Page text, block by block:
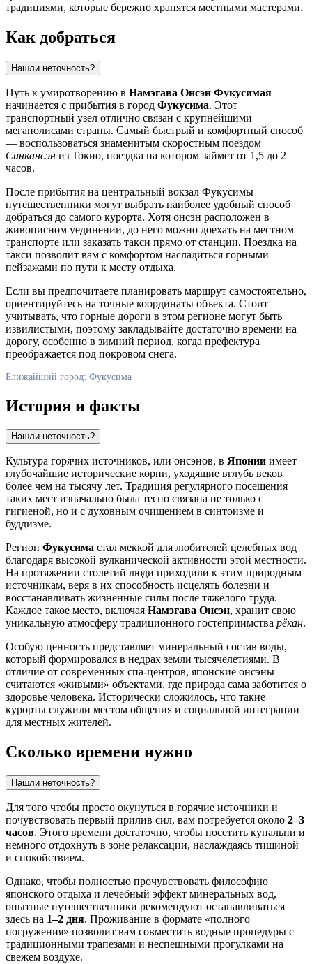
традициями, которые бережно хранятся местными мастерами.
Как добраться
Нашли неточность?
Путь к умиротворению в Намэгава Онсэн Фукусимая
начинается с прибытия в город Фукусима. Этот
транспортный узел отлично связан с крупнейшими
мегаполисами страны. Самый быстрый и комфортный способ
— воспользоваться знаменитым скоростным поездом
Синкансэн из Токио, поездка на котором займет от 1,5 до 2
часов.
После прибытия на центральный вокзал Фукусимы
путешественники могут выбрать наиболее удобный способ
добраться до самого курорта. Хотя онсэн расположен в
живописном уединении, до него можно доехать на местном
транспорте или заказать такси прямо от станции. Поездка на
такси позволит вам с комфортом насладиться горными
пейзажами по пути к месту отдыха.
Если вы предпочитаете планировать маршрут самостоятельно,
ориентируйтесь на точные координаты объекта. Стоит
учитывать, что горные дороги в этом регионе могут быть
извилистыми, поэтому закладывайте достаточно времени на
дорогу, особенно в зимний период, когда префектура
преображается под покровом снега.
Ближайший город: Фукусима
История и факты
Нашли неточность?
Культура горячих источников, или онсэнов, в Японии имеет
глубочайшие исторические корни, уходящие вглубь веков
более чем на тысячу лет. Традиция регулярного посещения
таких мест изначально была тесно связана не только с
гигиеной, но и с духовным очищением в синтоизме и
буддизме.
Регион Фукусима стал меккой для любителей целебных вод
благодаря высокой вулканической активности этой местности.
На протяжении столетий люди приходили к этим природным
источникам, веря в их способность исцелять болезни и
восстанавливать жизненные силы после тяжелого труда.
Каждое такое место, включая Намэгава Онсэн, хранит свою
уникальную атмосферу традиционного гостеприимства рёкан.
Особую ценность представляет минеральный состав воды,
который формировался в недрах земли тысячелетиями. В
отличие от современных спа-центров, японские онсэны
считаются «живыми» объектами, где природа сама заботится о
здоровье человека. Исторически сложилось, что такие
курорты служили местом общения и социальной интеграции
для местных жителей.
Сколько времени нужно
Нашли неточность?
Для того чтобы просто окунуться в горячие источники и
почувствовать первый прилив сил, вам потребуется около 2–3
часов. Этого времени достаточно, чтобы посетить купальни и
немного отдохнуть в зоне релаксации, наслаждаясь тишиной
и спокойствием.
Однако, чтобы полностью прочувствовать философию
японского отдыха и лечебный эффект минеральных вод,
опытные путешественники рекомендуют останавливаться
здесь на 1–2 дня. Проживание в формате «полного
погружения» позволит вам совместить водные процедуры с
традиционными трапезами и неспешными прогулками на
свежем воздухе.